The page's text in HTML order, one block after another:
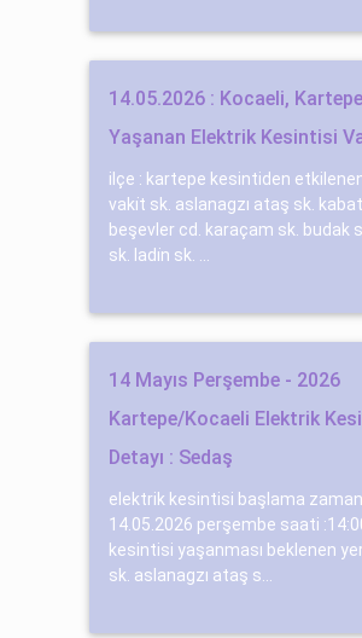
14.05.2026 : Kocaeli, Kartepe
Yaşanan Elektrik Kesintisi
ilçe : kartepe kesintiden
vaki̇t sk. aslanagzı ataş sk.
beşevler cd. karaçam sk. budak
sk. ladi̇n sk. ...
14 Mayıs Perşembe - 2026
Kartepe/Kocaeli Elektrik
Detayı : Sedaş
elektrik kesintisi başlama
14.05.2026 perşembe saati
kesintisi yaşanması beklenen
sk. aslanagzı ataş s...